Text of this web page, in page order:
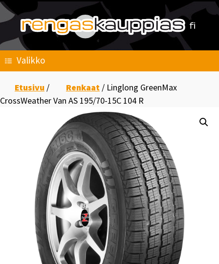
Skip
content
Valikko
Etusivu / Renkaat / Linglong GreenMax
CrossWeather Van AS 195/70-15C 104 R